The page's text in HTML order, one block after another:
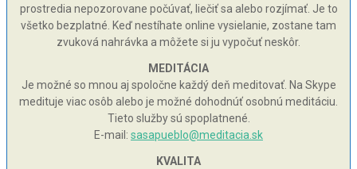
prostredia nepozorovane počúvať, liečiť sa alebo rozjímať. Je to
všetko bezplatné. Keď nestíhate online vysielanie, zostane tam
zvuková nahrávka a môžete si ju vypočuť neskôr.
MEDITÁCIA
Je možné so mnou aj spoločne každý deň meditovať. Na Skype
medituje viac osôb alebo je možné dohodnúť osobnú meditáciu.
Tieto služby sú spoplatnené.
E-mail: sasapueblo@meditacia.sk
KVALITA